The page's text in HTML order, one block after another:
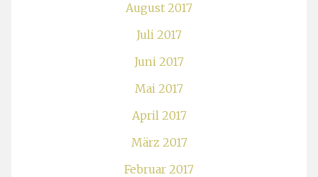
August 2017
Juli 2017
Juni 2017
Mai 2017
April 2017
März 2017
Februar 2017